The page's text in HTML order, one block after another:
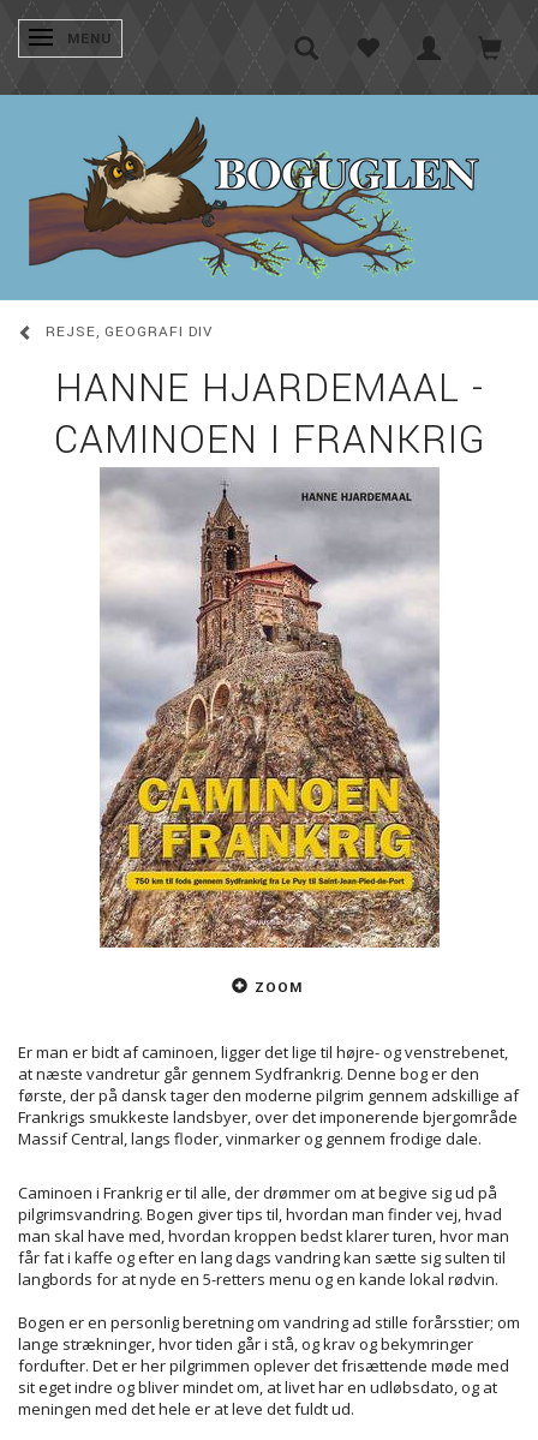
SKIFTE NAVIGATION
MENU
REJSE, GEOGRAFI DIV
HANNE HJARDEMAAL -
CAMINOEN I FRANKRIG
ZOOM
Er man er bidt af caminoen, ligger det lige til højre- og venstrebenet,
at næste vandretur går gennem Sydfrankrig. Denne bog er den
første, der på dansk tager den moderne pilgrim gennem adskillige af
Frankrigs smukkeste landsbyer, over det imponerende bjergområde
Massif Central, langs floder, vinmarker og gennem frodige dale.
Caminoen i Frankrig er til alle, der drømmer om at begive sig ud på
pilgrimsvandring. Bogen giver tips til, hvordan man finder vej, hvad
man skal have med, hvordan kroppen bedst klarer turen, hvor man
får fat i kaffe og efter en lang dags vandring kan sætte sig sulten til
langbords for at nyde en 5-retters menu og en kande lokal rødvin.
Bogen er en personlig beretning om vandring ad stille forårsstier; om
lange strækninger, hvor tiden går i stå, og krav og bekymringer
fordufter. Det er her pilgrimmen oplever det frisættende møde med
sit eget indre og bliver mindet om, at livet har en udløbsdato, og at
meningen med det hele er at leve det fuldt ud.